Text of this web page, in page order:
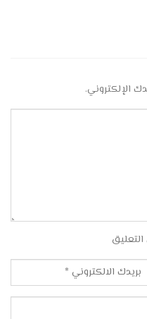
الإلكتروني.